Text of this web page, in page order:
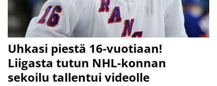
Uhkasi piestä 16-vuotiaan!
Liigasta tutun NHL-konnan
sekoilu tallentui videolle